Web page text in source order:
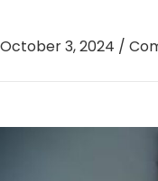
October 3, 2024 /